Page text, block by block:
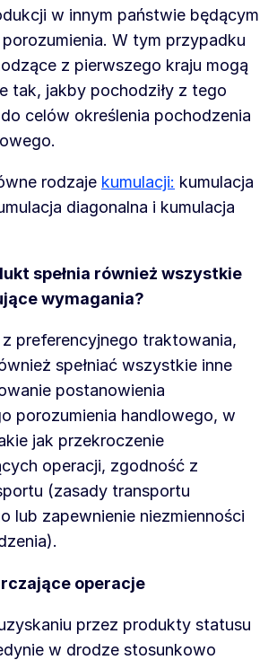
w innym państwie będącym
W tym przypadku
z pierwszego kraju mogą
tak, jakby pochodziły z tego
celów określenia pochodzenia
rodzaje kumulacji: kumulacja
diagonalna i kumulacja
spełnia również wszystkie
wymagania?
preferencyjnego traktowania,
spełniać wszystkie inne
postanowienia
porozumienia handlowego, w
jak przekroczenie
operacji, zgodność z
(zasady transportu
lub zapewnienie niezmienności
operacje
przez produkty statusu
w drodze stosunkowo